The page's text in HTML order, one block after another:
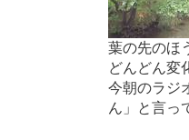
葉の先のほ
どんどん変
今朝のラジ
ん」と言っ